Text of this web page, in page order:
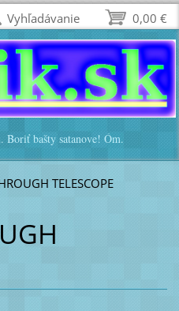
bašty satanove! Óm.
TELESCOPE
0,00 €
Vyhľadávanie